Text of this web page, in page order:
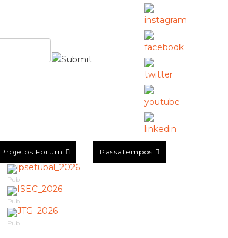
Projetos Forum Passatempos
Pub
Pub
Pub